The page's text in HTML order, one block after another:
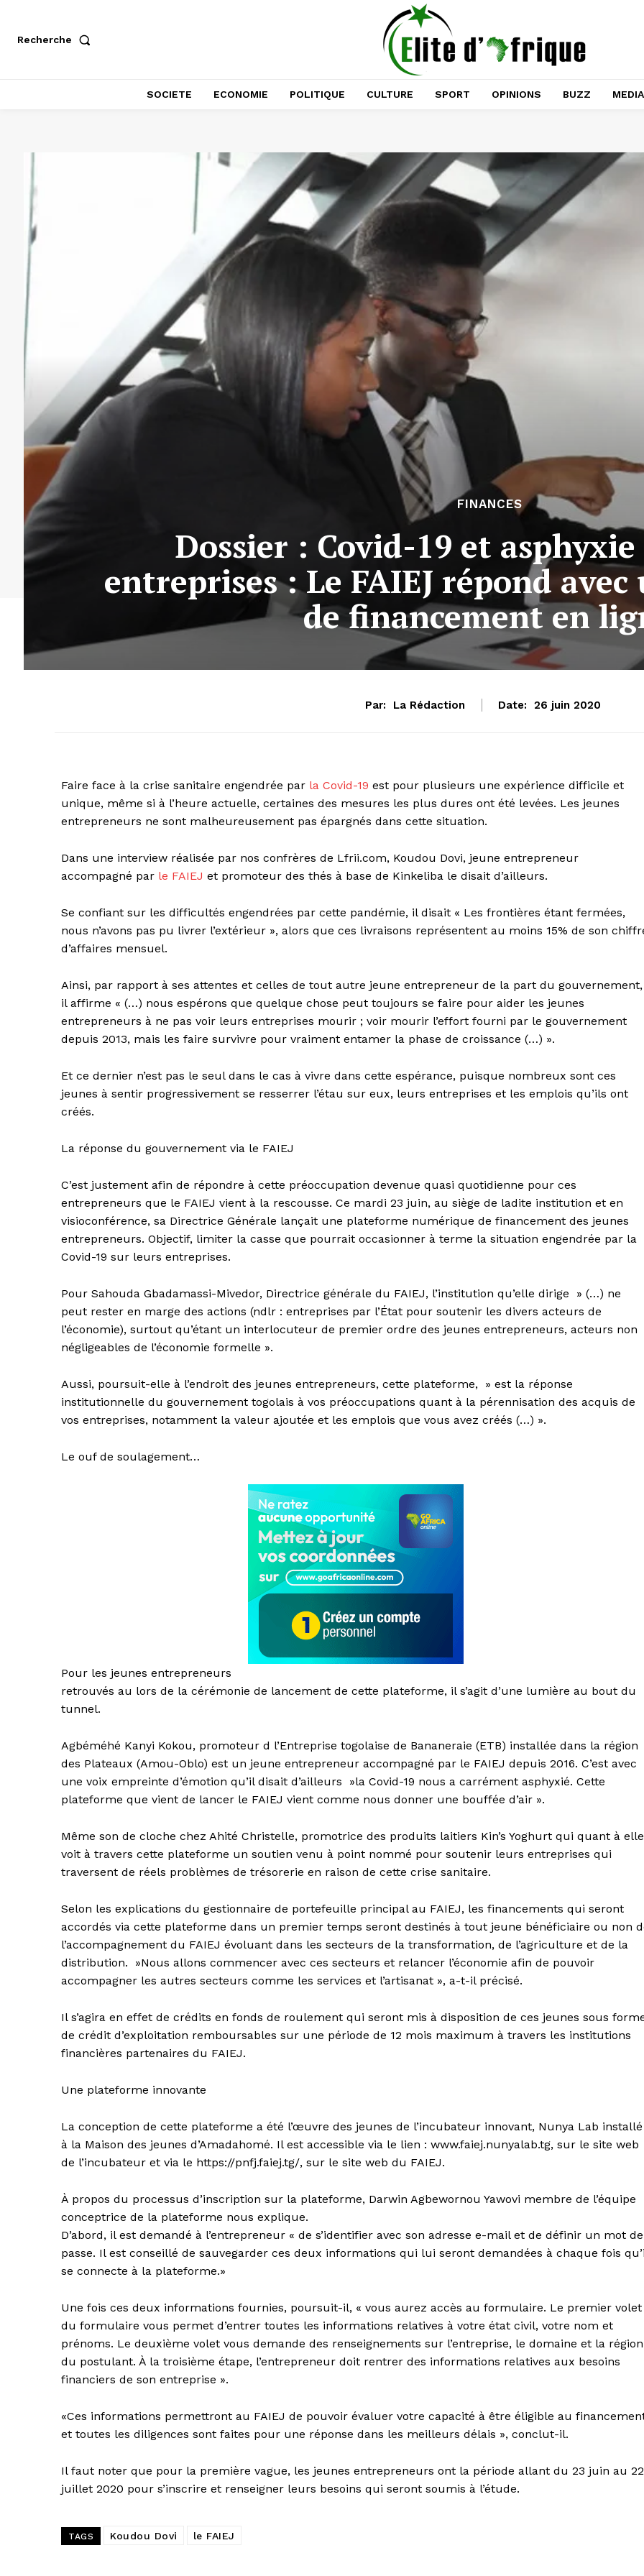
Recherche
SOCIETE ECONOMIE POLITIQUE CULTURE SPORT OPINIONS BUZZ
FINANCES
Dossier : Covid-19 et asphyxie
entreprises : Le FAIEJ répond
de financement en
Par: La Rédaction Date: 26 juin 2020
Faire face à la crise sanitaire engendrée par la Covid-19 est pour plusieurs une expérience difficile et
unique, même si à l’heure actuelle, certaines des mesures les plus dures ont été levées. Les jeunes
entrepreneurs ne sont malheureusement pas épargnés dans cette situation.
Dans une interview réalisée par nos confrères de Lfrii.com, Koudou Dovi, jeune entrepreneur
accompagné par le FAIEJ et promoteur des thés à base de Kinkeliba le disait d’ailleurs.
Se confiant sur les difficultés engendrées par cette pandémie, il disait « Les frontières étant fermées,
nous n’avons pas pu livrer l’extérieur », alors que ces livraisons représentent au moins 15% de son
d’affaires mensuel.
Ainsi, par rapport à ses attentes et celles de tout autre jeune entrepreneur de la part du gouvernement,
il affirme « (…) nous espérons que quelque chose peut toujours se faire pour aider les jeunes
entrepreneurs à ne pas voir leurs entreprises mourir ; voir mourir l’effort fourni par le gouvernement
depuis 2013, mais les faire survivre pour vraiment entamer la phase de croissance (…) ».
Et ce dernier n’est pas le seul dans le cas à vivre dans cette espérance, puisque nombreux sont ces
jeunes à sentir progressivement se resserrer l’étau sur eux, leurs entreprises et les emplois qu’ils ont
créés.
La réponse du gouvernement via le FAIEJ
C’est justement afin de répondre à cette préoccupation devenue quasi quotidienne pour ces
entrepreneurs que le FAIEJ vient à la rescousse. Ce mardi 23 juin, au siège de ladite institution et en
visioconférence, sa Directrice Générale lançait une plateforme numérique de financement des jeunes
entrepreneurs. Objectif, limiter la casse que pourrait occasionner à terme la situation engendrée par la
Covid-19 sur leurs entreprises.
Pour Sahouda Gbadamassi-Mivedor, Directrice générale du FAIEJ, l’institution qu’elle dirige » (…) ne
peut rester en marge des actions (ndlr : entreprises par l’État pour soutenir les divers acteurs de
l’économie), surtout qu’étant un interlocuteur de premier ordre des jeunes entrepreneurs, acteurs non
négligeables de l’économie formelle ».
Aussi, poursuit-elle à l’endroit des jeunes entrepreneurs, cette plateforme, » est la réponse
institutionnelle du gouvernement togolais à vos préoccupations quant à la pérennisation des acquis de
vos entreprises, notamment la valeur ajoutée et les emplois que vous avez créés (…) ».
Le ouf de soulagement…
Pour les jeunes entrepreneurs
retrouvés au lors de la cérémonie de lancement de cette plateforme, il s’agit d’une lumière au bout du
tunnel.
Agbéméhé Kanyi Kokou, promoteur d l’Entreprise togolaise de Bananeraie (ETB) installée dans la région
des Plateaux (Amou-Oblo) est un jeune entrepreneur accompagné par le FAIEJ depuis 2016. C’est avec
une voix empreinte d’émotion qu’il disait d’ailleurs »la Covid-19 nous a carrément asphyxié. Cette
plateforme que vient de lancer le FAIEJ vient comme nous donner une bouffée d’air ».
Même son de cloche chez Ahité Christelle, promotrice des produits laitiers Kin’s Yoghurt qui quant à elle
voit à travers cette plateforme un soutien venu à point nommé pour soutenir leurs entreprises qui
traversent de réels problèmes de trésorerie en raison de cette crise sanitaire.
Selon les explications du gestionnaire de portefeuille principal au FAIEJ, les financements qui seront
accordés via cette plateforme dans un premier temps seront destinés à tout jeune bénéficiaire ou non
l’accompagnement du FAIEJ évoluant dans les secteurs de la transformation, de l’agriculture et de la
distribution. »Nous allons commencer avec ces secteurs et relancer l’économie afin de pouvoir
accompagner les autres secteurs comme les services et l’artisanat », a-t-il précisé.
Il s’agira en effet de crédits en fonds de roulement qui seront mis à disposition de ces jeunes sous
de crédit d’exploitation remboursables sur une période de 12 mois maximum à travers les institutions
financières partenaires du FAIEJ.
Une plateforme innovante
La conception de cette plateforme a été l’œuvre des jeunes de l’incubateur innovant, Nunya Lab installé
à la Maison des jeunes d’Amadahomé. Il est accessible via le lien : www.faiej.nunyalab.tg, sur le site web
de l’incubateur et via le https://pnfj.faiej.tg/, sur le site web du FAIEJ.
À propos du processus d’inscription sur la plateforme, Darwin Agbewornou Yawovi membre de l’équipe
conceptrice de la plateforme nous explique.
D’abord, il est demandé à l’entrepreneur « de s’identifier avec son adresse e-mail et de définir un mot de
passe. Il est conseillé de sauvegarder ces deux informations qui lui seront demandées à chaque fois
se connecte à la plateforme.»
Une fois ces deux informations fournies, poursuit-il, « vous aurez accès au formulaire. Le premier volet
du formulaire vous permet d’entrer toutes les informations relatives à votre état civil, votre nom et
prénoms. Le deuxième volet vous demande des renseignements sur l’entreprise, le domaine et la région
du postulant. À la troisième étape, l’entrepreneur doit rentrer des informations relatives aux besoins
financiers de son entreprise ».
«Ces informations permettront au FAIEJ de pouvoir évaluer votre capacité à être éligible au
et toutes les diligences sont faites pour une réponse dans les meilleurs délais », conclut-il.
Il faut noter que pour la première vague, les jeunes entrepreneurs ont la période allant du 23 juin au 22
juillet 2020 pour s’inscrire et renseigner leurs besoins qui seront soumis à l’étude.
TAGS Koudou Dovi le FAIEJ